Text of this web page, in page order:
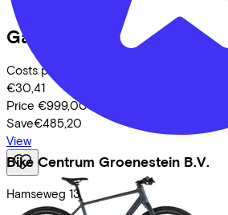
Bike Centrum Groenestein B.V.
Hamseweg 13
Gazelle Orange C7+ (2025)
Costs per month from
€30,41
Price €999,00
Save€485,20
View